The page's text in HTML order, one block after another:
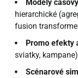
Modely
hierarchické
fusion
Promo efekty
sviatky,
Scénarové